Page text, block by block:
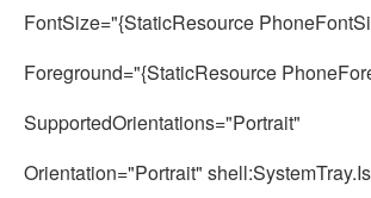
FontSize="{StaticResource
Foreground="{StaticResource
SupportedOrientations="Portrait"
Orientation="Portrait"